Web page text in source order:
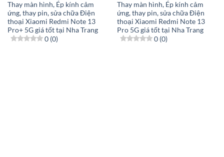
Thay màn hình, Ép kính cảm
ứng, thay pin, sửa chữa Điện
thoại Xiaomi Redmi Note 13
Pro+ 5G giá tốt tại Nha Trang
0 (0)
Thay màn hình, Ép kính cảm
ứng, thay pin, sửa chữa Điện
thoại Xiaomi Redmi Note 13
Pro 5G giá tốt tại Nha Trang
0 (0)